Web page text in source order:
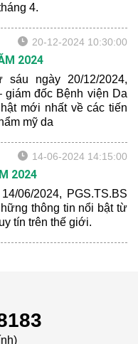
4.
20-12-2024 10:30:00
2024
ngày 20/12/2024,
giám đốc Bệnh viện Da
mới nhất về các tiến
mỹ da
14-06-2024 14:15:00
2024
06/2024, PGS.TS.BS
thông tin nổi bật từ
tín trên thế giới.